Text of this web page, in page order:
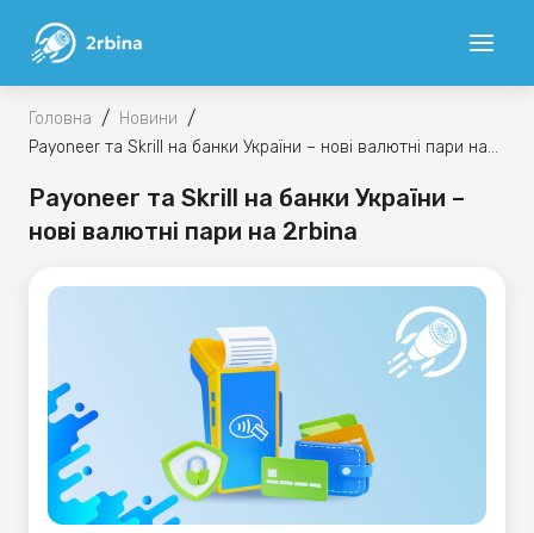
Головна / Новини /
Payoneer та Skrill на банки України – нові валютні пари на
Payoneer та Skrill на банки України –
нові валютні пари на 2rbina